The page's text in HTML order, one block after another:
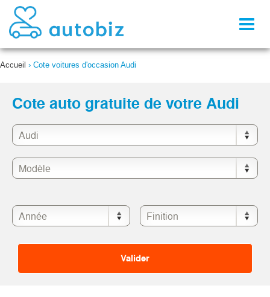
Accueil › Cote voitures d'occasion Audi
Cote auto gratuite de votre Audi